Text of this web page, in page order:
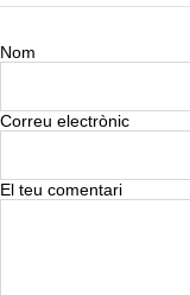
Nom
Correu electrònic
El teu comentari